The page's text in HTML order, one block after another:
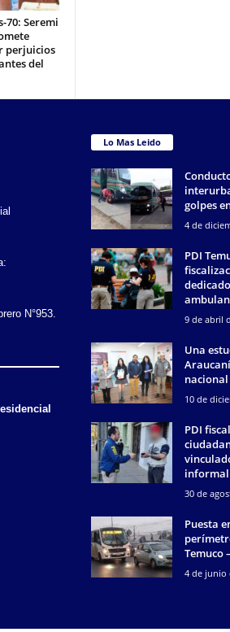
70: Seremi
perjuicios
del
N°953.
Lo Mas Leido
golpes
4 de
PDI
9 de abril
Una
nacional
10 de
PDI
informal
30 de
Puesta
Temuco
4 de junio